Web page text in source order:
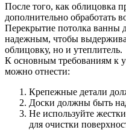
После того, как облицовка
дополнительно обработать
Перекрытие потолка ванны
надежным, чтобы
облицовку, но и утеплитель.
К основным требованиям к
можно отнести:
Крепежные детали
Доски должны быть
Не используйте
для очистки